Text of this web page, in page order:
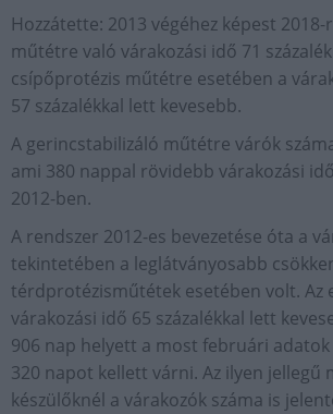
Hozzátette: 2013 végéhez képest
műtétre való várakozási idő 71
csípőprotézis műtétre esetében a
57 százalékkal lett kevesebb.
A gerincstabilizáló műtétre várók
ami 380 nappal rövidebb várakozási
2012-ben.
A rendszer 2012-es bevezetése óta a
tekintetében a leglátványosabb
térdprotézisműtétek esetében volt. Az
várakozási idő 65 százalékkal lett
906 nap helyett a most februári
320 napot kellett várni. Az ilyen jellegű
készülőknél a várakozók száma is